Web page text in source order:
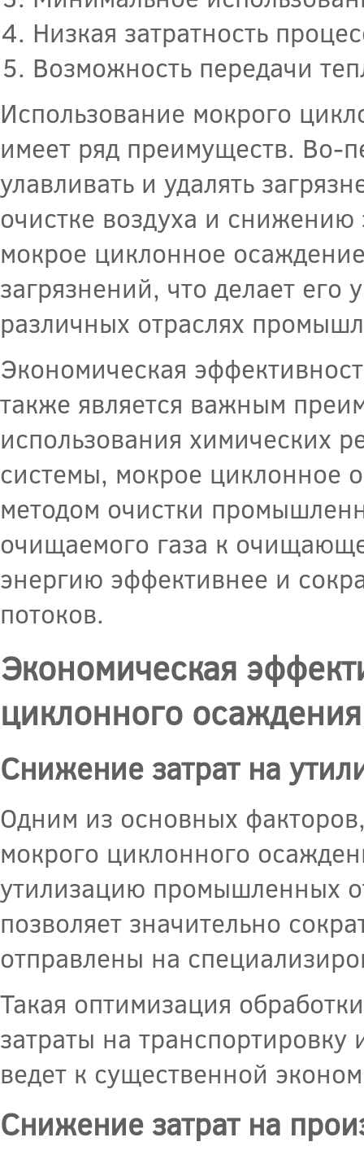
Низкая затратность
Возможность передачи
Использование мокрого
имеет ряд преимуществ. Во-
улавливать и удалять
очистке воздуха и
мокрое циклонное
загрязнений, что делает
различных отраслях
Экономическая
также является важным
использования химических
системы, мокрое циклонное
методом очистки
очищаемого газа к
энергию эффективнее и
потоков.
Экономическая
циклонного осаждения
Снижение затрат на
Одним из основных
мокрого циклонного
утилизацию промышленных
позволяет значительно
отправлены на
Такая оптимизация
затраты на транспортировку
ведет к существенной
Снижение затрат на